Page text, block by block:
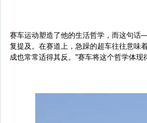
赛车运动塑造了他的生活哲学，而这句
复提及。在赛道上，急躁的超车往往意味
成也常常适得其反。"赛车将这个哲学体现